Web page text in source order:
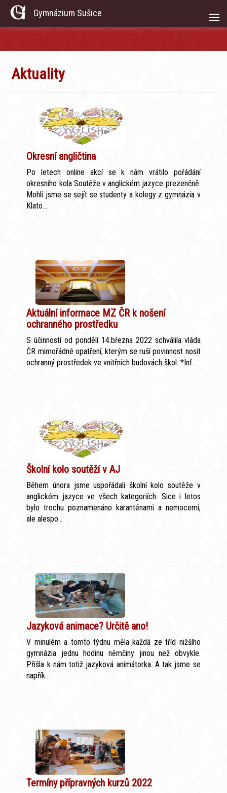
Gymnázium Sušice
Aktuality
Okresní angličtina
Po letech online akcí se k nám vrátilo pořádání
okresního kola Soutěže v anglickém jazyce prezenčně.
Mohli jsme se sejít se studenty a kolegy z gymnázia v
Klato...
Aktuální informace MZ ČR k nošení
ochranného prostředku
S účinností od pondělí 14.března 2022 schválila vláda
ČR mimořádné opatření, kterým se ruší povinnost nosit
ochranný prostředek ve vnitřních budovách škol. *Inf...
Školní kolo soutěží v AJ
Během února jsme uspořádali školní kolo soutěže v
anglickém jazyce ve všech kategoriích. Sice i letos
bylo trochu poznamenáno karanténami a nemocemi,
ale alespo...
Jazyková animace? Určitě ano!
V minulém a tomto týdnu měla každá ze tříd nižšího
gymnázia jednu hodinu němčiny jinou než obvykle.
Přišla k nám totiž jazyková animátorka. A tak jsme se
napřík...
Termíny přípravných kurzů 2022